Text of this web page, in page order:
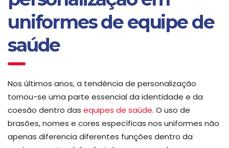
uniformes de equipe de
saúde
Nos últimos anos, a tendência de personalização
tornou-se uma parte essencial da identidade e da
coesão dentro das equipes de saúde. O uso de
brasões, nomes e cores específicas nos uniformes não
apenas diferencia diferentes funções dentro da